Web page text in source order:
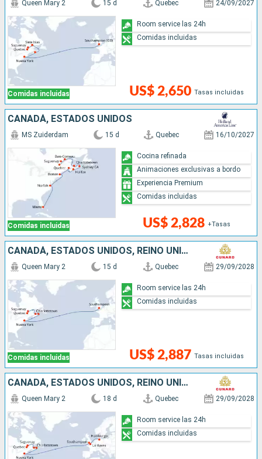
Comidas incluidas
Queen Mary 2 15 d Quebec 24/09/2027
US$ 2,650 Tasas incluidas
Room service las 24h
Comidas incluidas
CANADÁ, ESTADOS UNIDOS
Comidas incluidas
MS Zuiderdam 15 d Quebec 16/10/2027
US$ 2,828 +Tasas
Cocina refinada
Animaciones exclusivas a bordo
Experiencia Premium
Comidas incluidas
CANADÁ, ESTADOS UNIDOS, REINO UNIDO
Comidas incluidas
Queen Mary 2 15 d Quebec 29/09/2028
US$ 2,887 Tasas incluidas
Room service las 24h
Comidas incluidas
CANADÁ, ESTADOS UNIDOS, REINO UNIDO, FRANCIA, ALEMANIA
Queen Mary 2 18 d Quebec 29/09/2028
Room service las 24h
Comidas incluidas